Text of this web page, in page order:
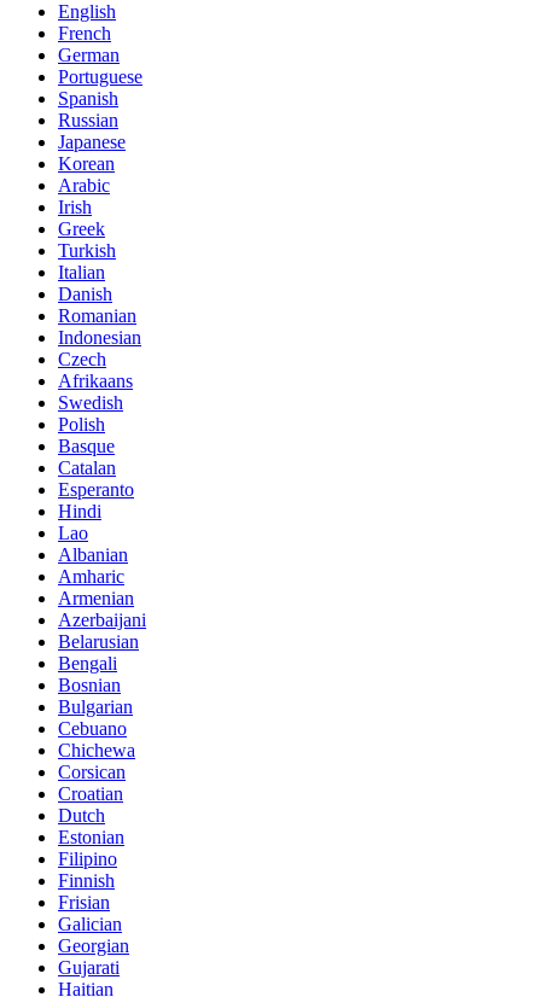
English
French
German
Portuguese
Spanish
Russian
Japanese
Korean
Arabic
Irish
Greek
Turkish
Italian
Danish
Romanian
Indonesian
Czech
Afrikaans
Swedish
Polish
Basque
Catalan
Esperanto
Hindi
Lao
Albanian
Amharic
Armenian
Azerbaijani
Belarusian
Bengali
Bosnian
Bulgarian
Cebuano
Chichewa
Corsican
Croatian
Dutch
Estonian
Filipino
Finnish
Frisian
Galician
Georgian
Gujarati
Haitian